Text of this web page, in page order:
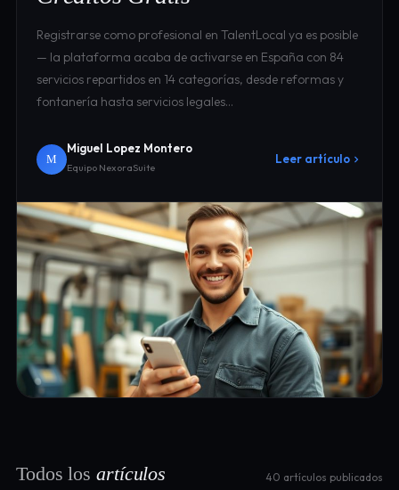
Registrarse como profesional en TalentLocal ya es posible
— la plataforma acaba de activarse en España con 84
servicios repartidos en 14 categorías, desde reformas y
fontanería hasta servicios legales…
M
Miguel Lopez Montero
Equipo NexoraSuite
Leer artículo
Todos los artículos 40 artículos publicados